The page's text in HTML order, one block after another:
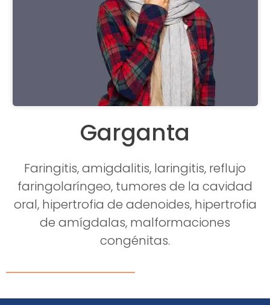
Garganta
Faringitis, amigdalitis, laringitis, reflujo
faringolaríngeo, tumores de la cavidad
oral, hipertrofia de adenoides, hipertrofia
de amígdalas, malformaciones
congénitas.